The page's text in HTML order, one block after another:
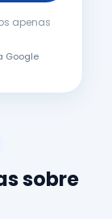
apenas
Google
sobre